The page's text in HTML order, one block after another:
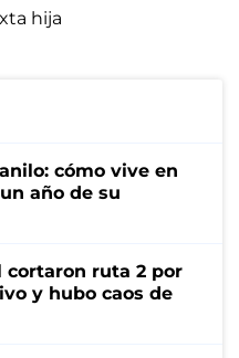
hija
cómo vive en
año de su
cortaron ruta 2 por
y hubo caos de